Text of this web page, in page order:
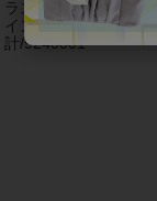
ラス立体リボンデザ
インベルト時
計/9240001